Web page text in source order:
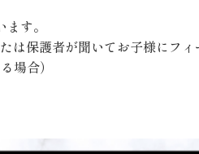
す。
保護者が聞いてお子様にフィ
場合）